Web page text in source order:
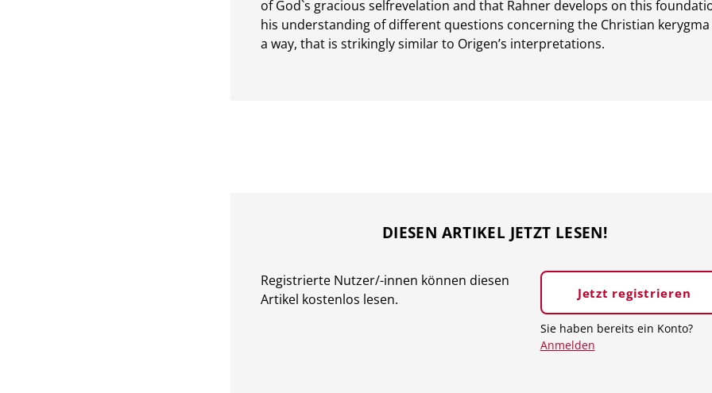
of God`s gracious selfrevelation and that Rahner develops on this
his understanding of different questions concerning the Christian
a way, that is strikingly similar to Origen’s interpretations.
DIESEN ARTIKEL JETZT LESEN!
Registrierte Nutzer/-innen können diesen
Artikel kostenlos lesen.
Jetzt registrieren
Sie haben bereits ein Konto?
Anmelden